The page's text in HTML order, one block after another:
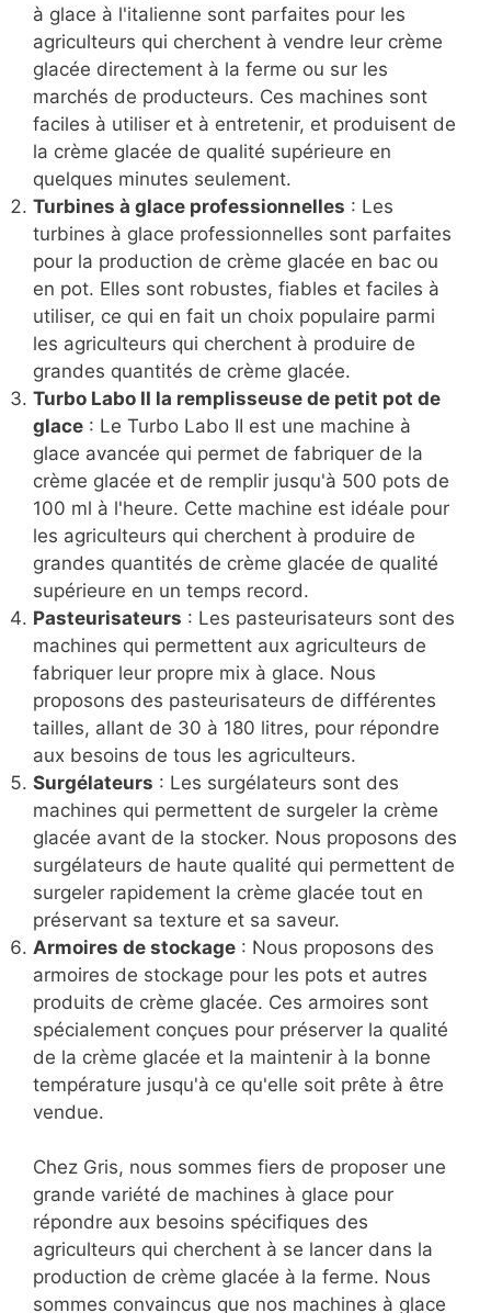
à glace à l'italienne sont parfaites pour les
agriculteurs qui cherchent à vendre leur crème
glacée directement à la ferme ou sur les
marchés de producteurs. Ces machines sont
faciles à utiliser et à entretenir, et produisent de
la crème glacée de qualité supérieure en
quelques minutes seulement.
Turbines à glace professionnelles : Les
turbines à glace professionnelles sont parfaites
pour la production de crème glacée en bac ou
en pot. Elles sont robustes, fiables et faciles à
utiliser, ce qui en fait un choix populaire parmi
les agriculteurs qui cherchent à produire de
grandes quantités de crème glacée.
Turbo Labo II la remplisseuse de petit pot de
glace : Le Turbo Labo II est une machine à
glace avancée qui permet de fabriquer de la
crème glacée et de remplir jusqu'à 500 pots de
100 ml à l'heure. Cette machine est idéale pour
les agriculteurs qui cherchent à produire de
grandes quantités de crème glacée de qualité
supérieure en un temps record.
Pasteurisateurs : Les pasteurisateurs sont des
machines qui permettent aux agriculteurs de
fabriquer leur propre mix à glace. Nous
proposons des pasteurisateurs de différentes
tailles, allant de 30 à 180 litres, pour répondre
aux besoins de tous les agriculteurs.
Surgélateurs : Les surgélateurs sont des
machines qui permettent de surgeler la crème
glacée avant de la stocker. Nous proposons des
surgélateurs de haute qualité qui permettent de
surgeler rapidement la crème glacée tout en
préservant sa texture et sa saveur.
Armoires de stockage : Nous proposons des
armoires de stockage pour les pots et autres
produits de crème glacée. Ces armoires sont
spécialement conçues pour préserver la qualité
de la crème glacée et la maintenir à la bonne
température jusqu'à ce qu'elle soit prête à être
vendue.
Chez Gris, nous sommes fiers de proposer une
grande variété de machines à glace pour
répondre aux besoins spécifiques des
agriculteurs qui cherchent à se lancer dans la
production de crème glacée à la ferme. Nous
sommes convaincus que nos machines à glace